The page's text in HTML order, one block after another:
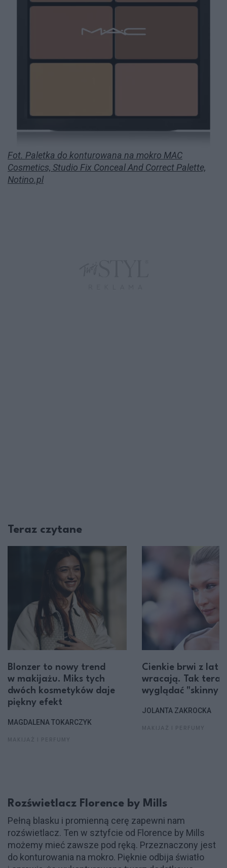
Fot. Paletka do konturowana na mokro MAC
Cosmetics, Studio Fix Conceal And Correct Palette,
Notino.pl
Teraz czytane
Blonzer to nowy trend
w makijażu. Miks tych
dwóch kosmetyków daje
piękny efekt
MAGDALENA TOKARCZYK
Cienkie brwi z lat
wracają. Tak teraz
wyglądać "skinny
JOLANTA ZAKROCKA
Rozświetlacz Florence by Mills
Pełną blasku i promienną cerę zapewni nam
rozświetlacz. Ten w sztyfcie od Florence by Mills
możemy mieć zawsze pod ręką. Przeznaczony jest
do konturowania na mokro. Pięknie odbija światło